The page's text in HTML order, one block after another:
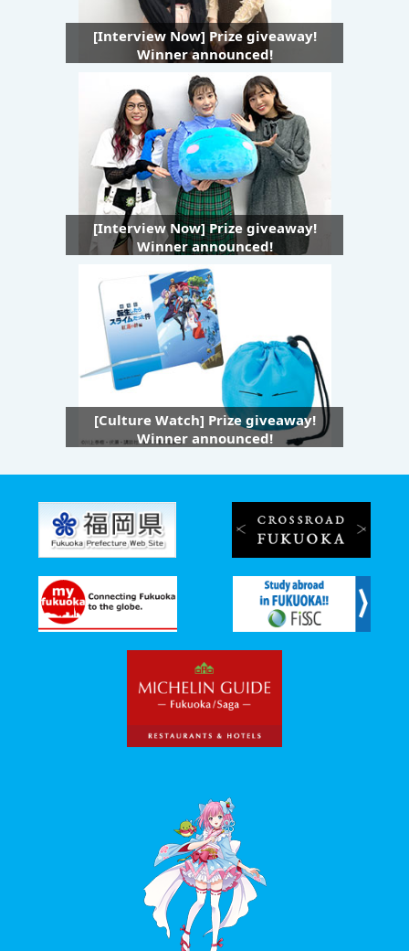
[Interview Now] Prize giveaway!
Winner announced!
[Interview Now] Prize giveaway!
Winner announced!
[Culture Watch] Prize giveaway!
Winner announced!